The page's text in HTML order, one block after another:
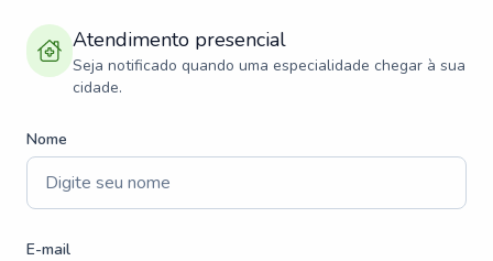
Atendimento presencial
Seja notificado quando uma especialidade chegar à sua
cidade.
Nome
E-mail